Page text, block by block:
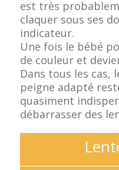
est très
claquer sous ses
indicateur.
Une fois le bébé
de couleur et
Dans tous les cas,
peigne adapté
quasiment
débarrasser des